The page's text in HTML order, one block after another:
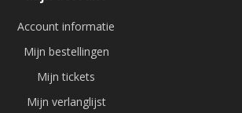
Account informatie
Mijn bestellingen
Mijn tickets
Mijn verlanglijst